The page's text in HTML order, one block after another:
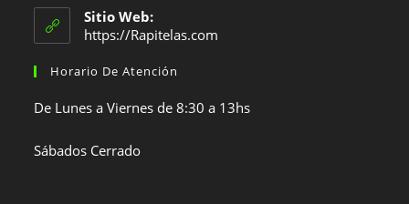
tu
aplicación
aplicación
Sitio Web:
https://Rapitelas.com
Horario De Atención
De Lunes a Viernes de 8:30 a 13hs
Sábados Cerrado